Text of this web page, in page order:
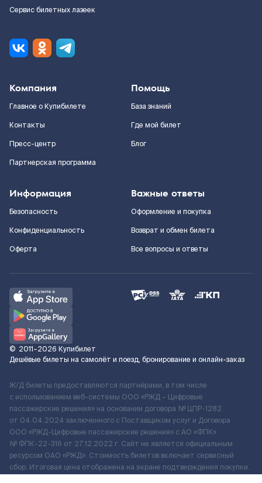
Сервис билетных лазеек
Компания
Главное о Купибилете
Контакты
Пресс-центр
Партнерская программа
Помощь
База знаний
Где мой билет
Блог
Информация
Безопасность
Конфиденциальность
Оферта
Важные ответы
Оформление и покупка
Возврат и обмен билета
Все вопросы и ответы
© 2011–2026 Купибилет
Дешёвые билеты на самолёт и поезд, бронирование и онлайн-заказ
Ж/Д билеты предоставляются партнёрами, в том числе
с использованием веб-системы ООО «РЖД – Цифровые
пассажирские решения» на основании договора № ЦПР-1282
от 04.04.2024 заключенного с Поставщиком услуг и Договора
ООО «РЖД-Цифровые пассажирские решения» c АО «ФПК»
№ ФПК-22-316 от 27.12.2022 г. Сайт не является официальным
ресурсом ОАО «РЖД». Стоимость билетов включает сервисный
сбор. Итоговая цена отображена на экране подтверждения покупки.